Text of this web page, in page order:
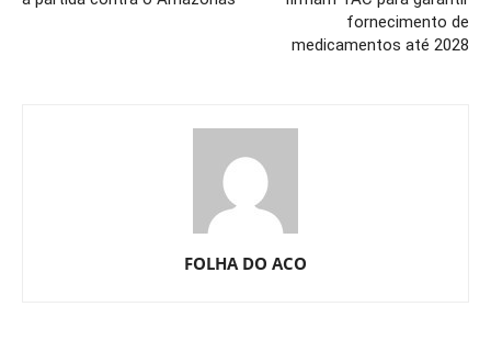
fornecimento de
medicamentos até 2028
FOLHA DO ACO